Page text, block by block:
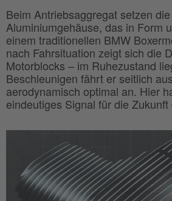
Beim Antriebsaggregat setzen
Aluminiumgehäuse, das in Form
einem traditionellen BMW
nach Fahrsituation zeigt sich die
Motorblocks – im Ruhezustand
Beschleunigen fährt er seitlich
aerodynamisch optimal an. Hier
eindeutiges Signal für die Zukunft